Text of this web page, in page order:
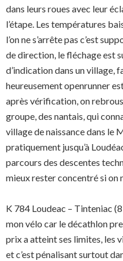
dans leurs roues avec leur
l’étape. Les températures
l’on ne s’arrête pas c’est
de direction, le fléchage est
d’indication dans un village,
heureusement openrunner
après vérification, on
groupe, des nantais, qui
village de naissance dans le
pratiquement jusqu’à
parcours des descentes
mieux rester concentré si on
K 784 Loudeac – Tinteniac
mon vélo car le décathlon
prix a atteint ses limites, les
et c’est pénalisant surtout